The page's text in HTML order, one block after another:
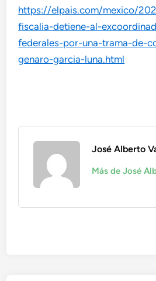
https://elpais.com/mexico/
fiscalia-detiene-al-
federales-por-una-trama-de-
genaro-garcia-luna.html
José Alberto
Más de José